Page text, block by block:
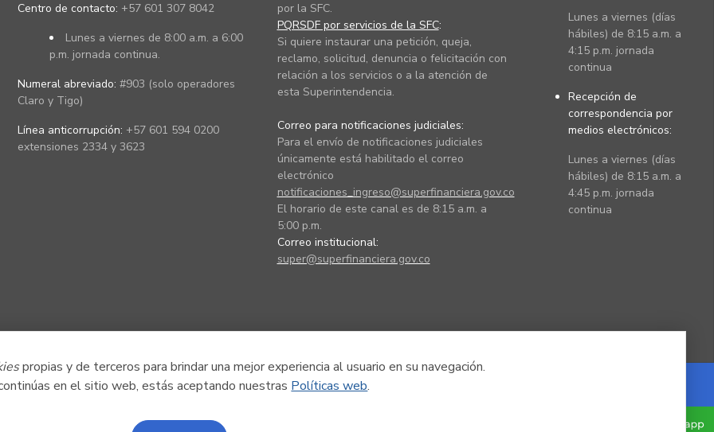
propias y de terceros para brindar una mejor experiencia al usuario en su navegación.
en el sitio web, estás aceptando nuestras Políticas web.
Centro de contacto: +57 601 307 8042
Lunes a viernes de 8:00 a.m. a 6:00
p.m. jornada continua.
Numeral abreviado: #903 (solo operadores
Claro y Tigo)
Línea anticorrupción: +57 601 594 0200
extensiones 2334 y 3623
por la SFC.
PQRSDF por servicios de la SFC:
Si quiere instaurar una petición, queja,
reclamo, solicitud, denuncia o felicitación con
relación a los servicios o a la atención de
esta Superintendencia.
Correo para notificaciones judiciales:
Para el envío de notificaciones judiciales
únicamente está habilitado el correo
electrónico
notificaciones_ingreso@superfinanciera.gov.co
El horario de este canal es de 8:15 a.m. a
5:00 p.m.
Correo institucional:
super@superfinanciera.gov.co
Lunes a viernes (días
hábiles) de 8:15 a.m. a
4:15 p.m. jornada
continua
Recepción de
correspondencia por
medios electrónicos:
Lunes a viernes (días
hábiles) de 8:15 a.m. a
4:45 p.m. jornada
continua
Powered by Nexura